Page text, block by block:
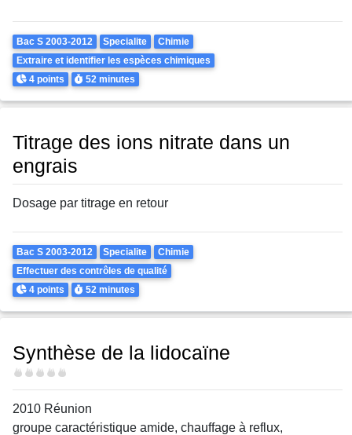
Theme
Bac S 2003-2012 Specialite
Chimie
Extraire et identifier les espèces chimiques
Points
4 points Durée
52 minutes
Titrage des ions nitrate dans un
engrais
Dosage par titrage en retour
Theme
Bac S 2003-2012 Specialite
Chimie
Effectuer des contrôles de qualité
Points
4 points Durée
52 minutes
Synthèse de la lidocaïne
Difficulté
2010 Réunion
groupe caractéristique amide, chauffage à reflux,